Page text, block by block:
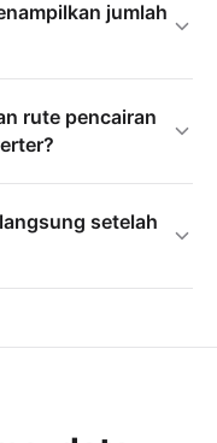
jumlah
rute pencairan
setelah